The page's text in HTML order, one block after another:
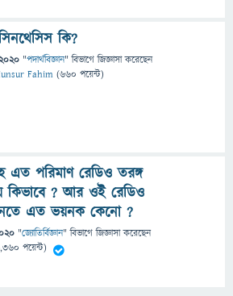
কি?
"পদার্থবিজ্ঞান" বিভাগে জিজ্ঞাসাকরেছেন
Fahim (660 পয়েন্ট)
এত পরিমাণ রেডিও তরঙ্গ
কিভাবে ? আর ওই রেডিও
এত ভয়নক কেনো ?
"জ্যোতির্বিজ্ঞান" বিভাগে জিজ্ঞাসাকরেছেন
পয়েন্ট)